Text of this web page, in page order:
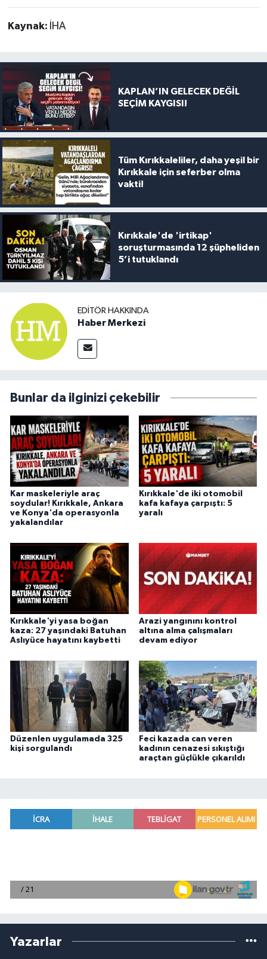
Kaynak: İHA
KAPLAN’IN GELECEK DEĞİL
SEÇİM KAYGISI!
Tüm Kırıkkaleliler, daha yeşil bir
Kırıkkale için seferber olma
vakti!
Kırıkkale'de 'irtikap'
soruşturmasında 12 şüpheliden
5’i tutuklandı
EDITÖR HAKKINDA
Haber Merkezi
Bunlar da ilginizi çekebilir
Kar maskeleriyle araç
soydular! Kırıkkale, Ankara
ve Konya'da operasyonla
yakalandılar
Kırıkkale'de iki otomobil
kafa kafaya çarpıştı: 5
yaralı
Kırıkkale'yi yasa boğan
kaza: 27 yaşındaki Batuhan
Aslıyüce hayatını kaybetti
Arazi yangınını kontrol
altına alma çalışmaları
devam ediyor
Düzenlen uygulamada 325
kişi sorgulandı
Feci kazada can veren
kadının cenazesi sıkıştığı
araçtan güçlükle çıkarıldı
Yazarlar